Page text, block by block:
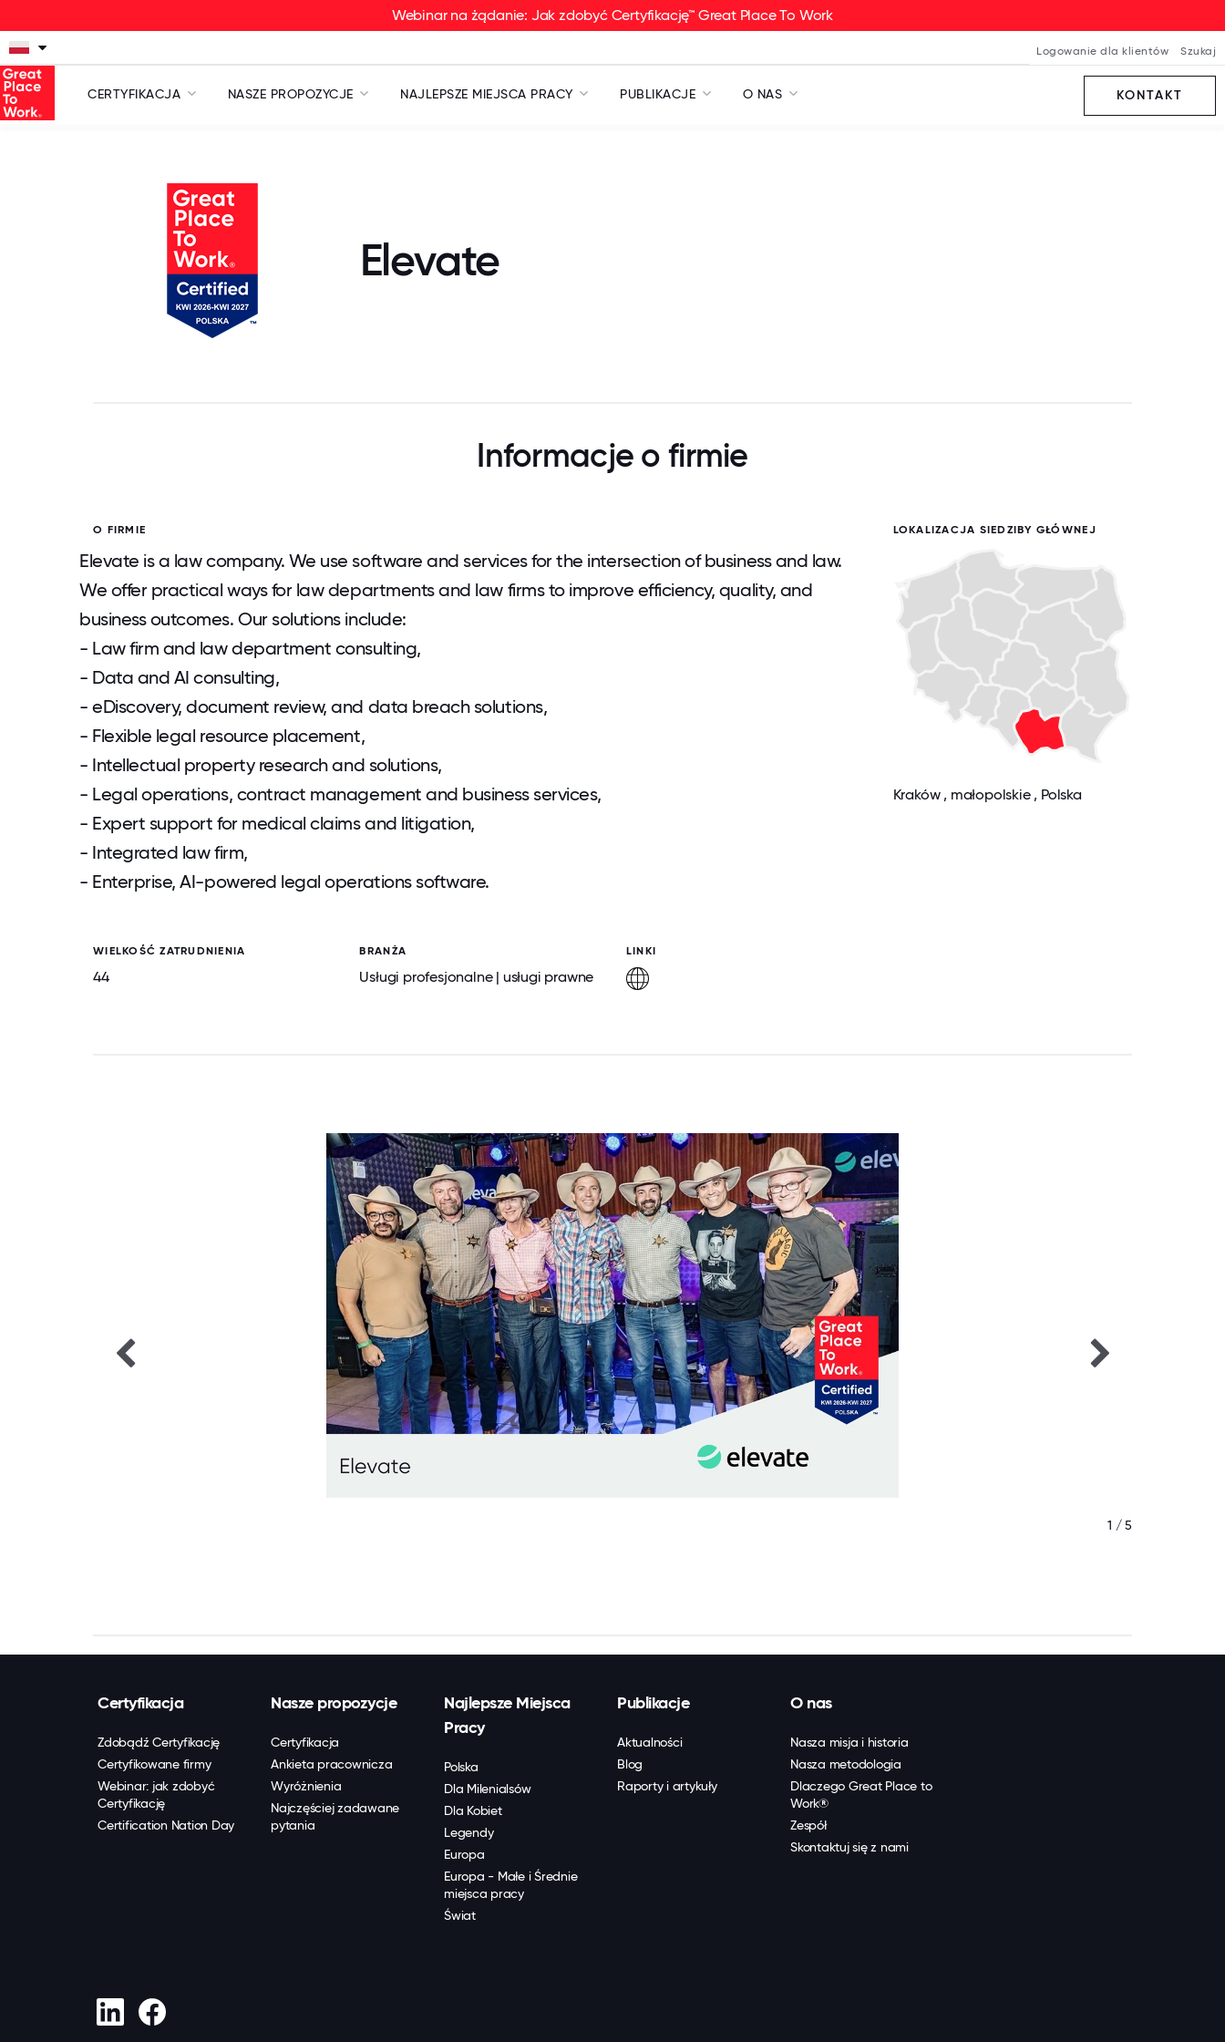
Webinar na żądanie: Jak zdobyć Certyfikację™ Great Place To Work
Logowanie dla klientów Szukaj
CERTYFIKACJA NASZE PROPOZYCJE NAJLEPSZE MIEJSCA PRACY PUBLIKACJE O NAS KONTAKT
Elevate
Informacje o firmie
O FIRMIE
Elevate is a law company. We use software and services for the intersection of business and law.
We offer practical ways for law departments and law firms to improve efficiency, quality, and
business outcomes. Our solutions include:
- Law firm and law department consulting,
- Data and AI consulting,
- eDiscovery, document review, and data breach solutions,
- Flexible legal resource placement,
- Intellectual property research and solutions,
- Legal operations, contract management and business services,
- Expert support for medical claims and litigation,
- Integrated law firm,
- Enterprise, AI-powered legal operations software.
WIELKOŚĆ ZATRUDNIENIA
44
BRANŻA
Usługi profesjonalne | usługi prawne
LINKI
LOKALIZACJA SIEDZIBY GŁÓWNEJ
Kraków , małopolskie , Polska
1 / 5
Certyfikacja
Zdobądź Certyfikację
Certyfikowane firmy
Webinar: jak zdobyć
Certyfikację
Certification Nation Day
Nasze propozycje
Certyfikacja
Ankieta pracownicza
Wyróżnienia
Najczęściej zadawane
pytania
Najlepsze Miejsca
Pracy
Polska
Dla Milenialsów
Dla Kobiet
Legendy
Europa
Europa - Małe i Średnie
miejsca pracy
Świat
Publikacje
Aktualności
Blog
Raporty i artykuły
O nas
Nasza misja i historia
Nasza metodologia
Dlaczego Great Place to
Work®
Zespół
Skontaktuj się z nami